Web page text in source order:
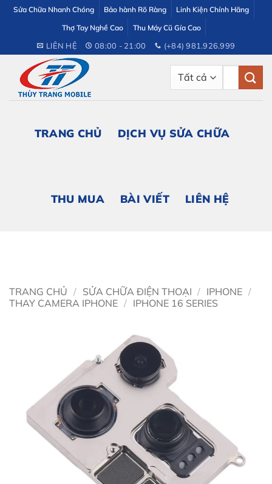
dung
Sửa Chữa Nhanh Chóng Bảo hành Rõ Ràng
Linh Kiện Chính Hãng
Thợ Tay Nghề Cao
Thu Máy Cũ Gía Cao
LIÊN HỆ 08:00 - 21:00 (+84) 981.926.999
TRANG CHỦ DỊCH VỤ SỬA CHỮA
THU MUA BÀI VIẾT LIÊN HỆ
TRANG CHỦ / SỬA CHỮA ĐIỆN THOẠI / IPHONE /
THAY CAMERA IPHONE / IPHONE 16 SERIES